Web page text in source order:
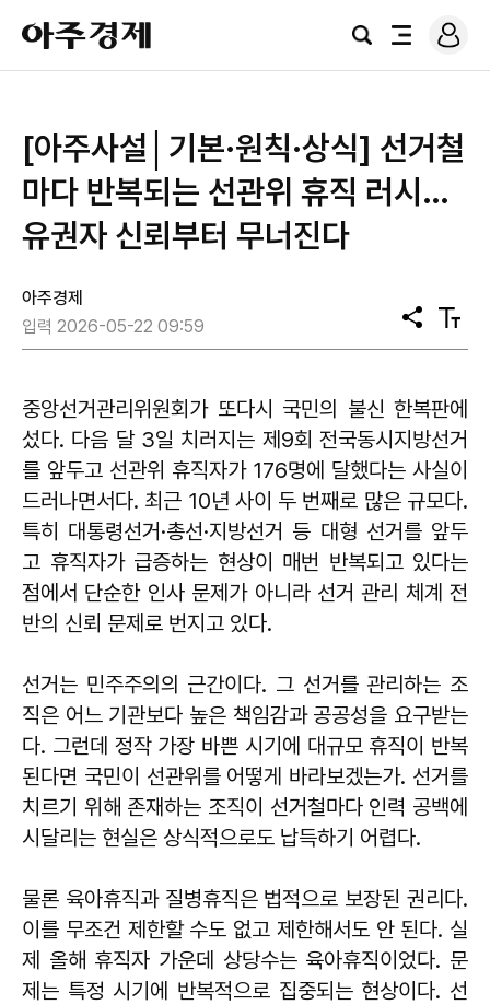
아
주
경
검
전
로
그
[아주사설│기본·원칙·상식] 선거철
마다 반복되는 선관위 휴직 러시…
유권자 신뢰부터 무너진다
아주경제
입력 2026-05-22 09:59
공
유
텍
스
기
중앙선거관리위원회가 또다시 국민의 불신 한복판에
섰다. 다음 달 3일 치러지는 제9회 전국동시지방선거
를 앞두고 선관위 휴직자가 176명에 달했다는 사실이
드러나면서다. 최근 10년 사이 두 번째로 많은 규모다.
특히 대통령선거·총선·지방선거 등 대형 선거를 앞두
고 휴직자가 급증하는 현상이 매번 반복되고 있다는
점에서 단순한 인사 문제가 아니라 선거 관리 체계 전
반의 신뢰 문제로 번지고 있다.
선거는 민주주의의 근간이다. 그 선거를 관리하는 조
직은 어느 기관보다 높은 책임감과 공공성을 요구받는
다. 그런데 정작 가장 바쁜 시기에 대규모 휴직이 반복
된다면 국민이 선관위를 어떻게 바라보겠는가. 선거를
치르기 위해 존재하는 조직이 선거철마다 인력 공백에
시달리는 현실은 상식적으로도 납득하기 어렵다.
물론 육아휴직과 질병휴직은 법적으로 보장된 권리다.
이를 무조건 제한할 수도 없고 제한해서도 안 된다. 실
제 올해 휴직자 가운데 상당수는 육아휴직이었다. 문
제는 특정 시기에 반복적으로 집중되는 현상이다. 선